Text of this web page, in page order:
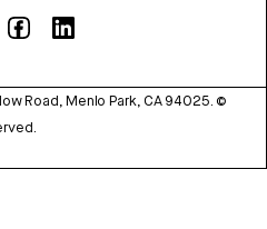
Road, Menlo Park, CA 94025. ©